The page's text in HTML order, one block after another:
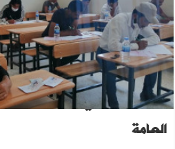
بالصور.. "محلي تل أبيض"
العامة